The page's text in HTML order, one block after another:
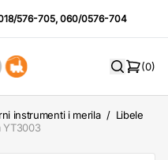
576-705,060/0576-704
(0)
instrumenti i merila / Libele
YT3003